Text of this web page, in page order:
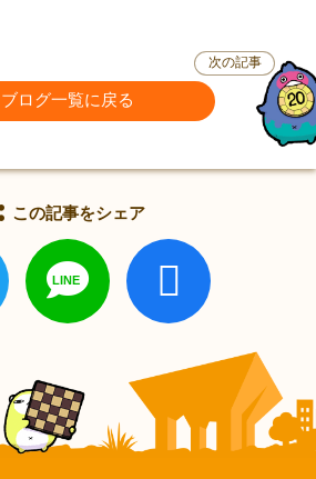
ブログ一覧に戻る
次の記事
この記事をシェア